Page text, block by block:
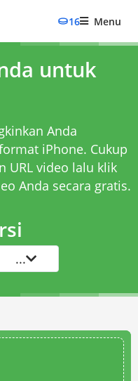
16 Menu
untuk
Anda
iPhone. Cukup
URL video lalu klik
Anda secara gratis.
...